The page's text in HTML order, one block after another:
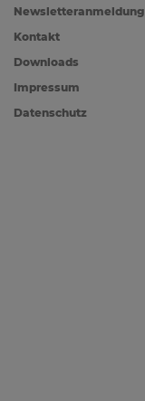
Newsletteranmeldung
Kontakt
Downloads
Impressum
Datenschutz